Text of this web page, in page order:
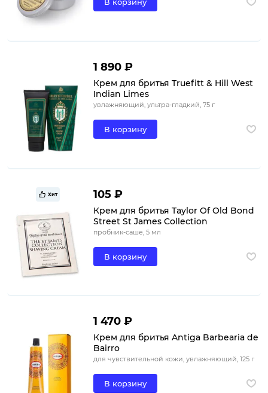
1 890 ₽
Крем для бритья Truefitt & Hill West
Indian Limes
увлажняющий, ультра-гладкий, 75 г
В корзину
Хит 105 ₽
Крем для бритья Taylor Of Old Bond
Street St James Collection
пробник-саше, 5 мл
В корзину
1 470 ₽
Крем для бритья Antiga Barbearia de
Bairro
для чувствительной кожи, увлажняющий, 125 г
В корзину